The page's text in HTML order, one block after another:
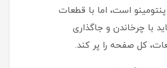
پنتومینو است، اما با قطعات
با چرخاندن و جاگذاری
کل صفحه را پر کند.